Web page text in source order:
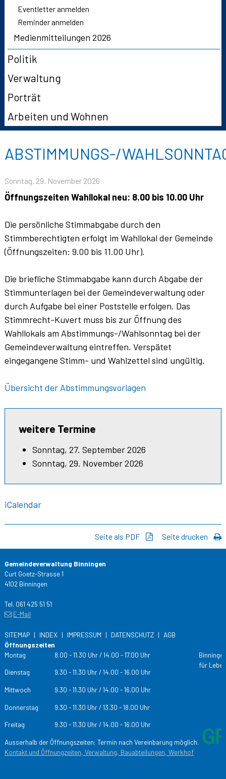
Eventletter anmelden
Reminder anmelden
Medienmitteilungen 2026
Politik
Verwaltung
Porträt
Arbeiten und Wohnen
ABSTIMMUNGS-/
Sonntag, 29. November 2026
Öffnungszeiten Wahllokal neu: 8.00 bis 10.00 Uhr
Die persönliche Stimmabgabe durch den
Stimmberechtigten erfolgt im Wahllokal der Gemeinde
(Öffnungszeiten: 9.00 bis 11.00 Uhr).
Die briefliche Stimmabgabe kann durch Abgabe der
Stimmunterlagen bei der Gemeindeverwaltung oder
durch Aufgabe bei einer Poststelle erfolgen. Das
Stimmrecht-Kuvert muss bis zur Öffnung des
Wahllokals am Abstimmungs-/Wahlsonntag bei der
Gemeindeverwaltung eintreffen. Verspätet
eingegangene Stimm- und Wahlzettel sind ungültig.
Übersicht der Abstimmungsvorlagen
weitere Termine
Sonntag, 27. September 2026
Sonntag, 29. November 2026
iCalendar
Seite drucken
Seite als PDF
Gemeindeverwaltung Binningen
Curt Goetz-Strasse 1
4102 Binningen
Tel. 061 425 51 51
E-Mail
SITEMAP INDEX IMPRESSUM DATENSCHUTZ
AGB
Öffnungszeiten
TagÖffnungs­zeiten
Montag 8.00 - 11.30 Uhr / 14.00 - 17.00 Uhr
für
Dienstag
9.30 - 11.30 Uhr / 14.00 - 16.00 Uhr
Mittwoch 9.30 - 11.30 Uhr / 14.00 - 16.00 Uhr
Donnerstag
9.30 - 11.30 Uhr / 13.30 - 18.00 Uhr
Freitag
9.30 - 11.30 Uhr / 14.00 - 16.00 Uhr
Ausserhalb der Öffnungszeiten: Termin nach Vereinbarung möglich.
Kontakt und Öffnungzeiten, Verwaltung, Bauabteilungen, Werkhof